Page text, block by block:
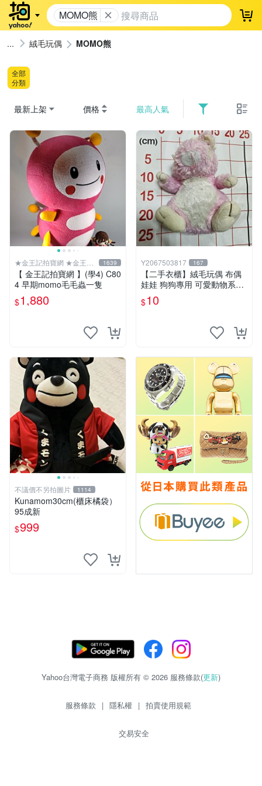
MOMO熊 登
絨毛玩偶 MOMO熊
全部
分類
最新上架 價格 最高人氣
★金王記拍寶網 ★金王記
拍寶趣
1639
【 金王記拍寶網 】(學4) C80
4 早期momo毛毛蟲一隻
$1,880
Y2067503817 167
【二手衣櫃】絨毛玩偶 布偶
娃娃 狗狗專用 可愛動物系列
耐咬耐磨玩具 玩偶 粉紅熊寵
物玩具 1120929
$10
不議價不另拍圖片 1114
Kunamom30cm(櫃床橘袋）
95成新
$999
Yahoo台灣電子商務 版權所有 © 2026 服務條款(更新)
服務條款 | 隱私權 | 拍賣使用規範
交易安全